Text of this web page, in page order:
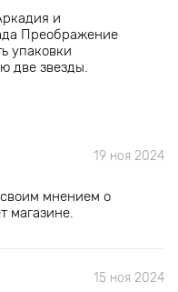
и
Преображение
упаковки
две звезды.
19 ноя 2024
мнением о
магазине.
15 ноя 2024